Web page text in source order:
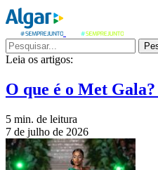
Leia os artigos:
O que é o Met
5 min. de leitura
7 de julho de 2026